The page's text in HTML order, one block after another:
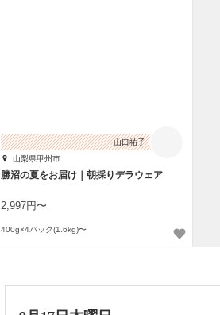
山口祐子
山梨県甲州市
勝沼の夏をお届け｜朝採りデラウェア
2,997円〜
400g×4パック(1.6kg)〜